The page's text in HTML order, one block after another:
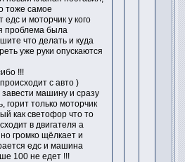
тоже самое
едс и моторчик у кого
проблема была
что делать и куда
уже руки опускаются
!!!
с авто )
завести машину и сразу
горит только моторчик
как светофор что то
в двигателя а
громко щёлкает и
едс и машина
100 не едет !!!